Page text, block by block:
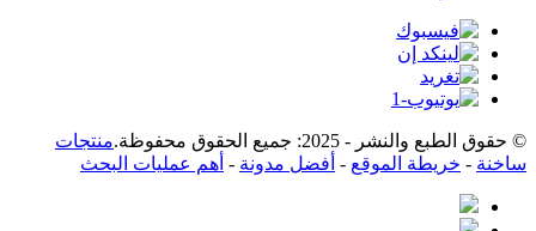
© حقوق الطبع والنشر - 2025: جميع الحقوق محفوظة.
منتجات
ساخنة - خريطة الموقع - أفضل مدونة - أهم عمليات البحث